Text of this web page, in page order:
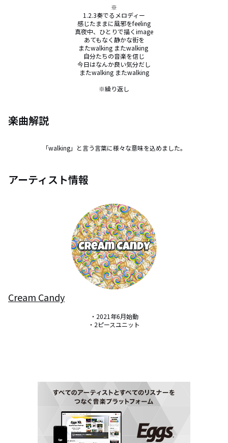
※
1.2.3奏でるメロディー
感じたままに風邪をfeeling
真夜中、ひとりで描くimage
あてもなく静かな街を
またwalking またwalking
自分たちの音楽を信じ
今日はなんか良い気分だし
またwalking またwalking
※繰り返し
楽曲解説
「walking」と言う言葉に様々な意味を込めました。
アーティスト情報
Cream Candy
・2021年6月始動
・2ピースユニット